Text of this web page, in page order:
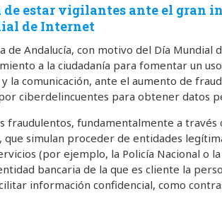
estar vigilantes ante el gran
de Internet
de Andalucía, con motivo del Día Mundial
a la ciudadanía para fomentar un
la comunicación, ante el aumento de
ciberdelincuentes para obtener datos
fraudulentos, fundamentalmente a
que simulan proceder de entidades
(por ejemplo, la Policía Nacional o la
bancaria de la que es cliente la
información confidencial, como